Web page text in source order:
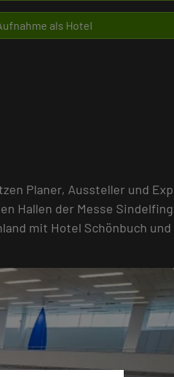
als Hotel
Planer, Aussteller und
Hallen der Messe
mit Hotel Schönbuch